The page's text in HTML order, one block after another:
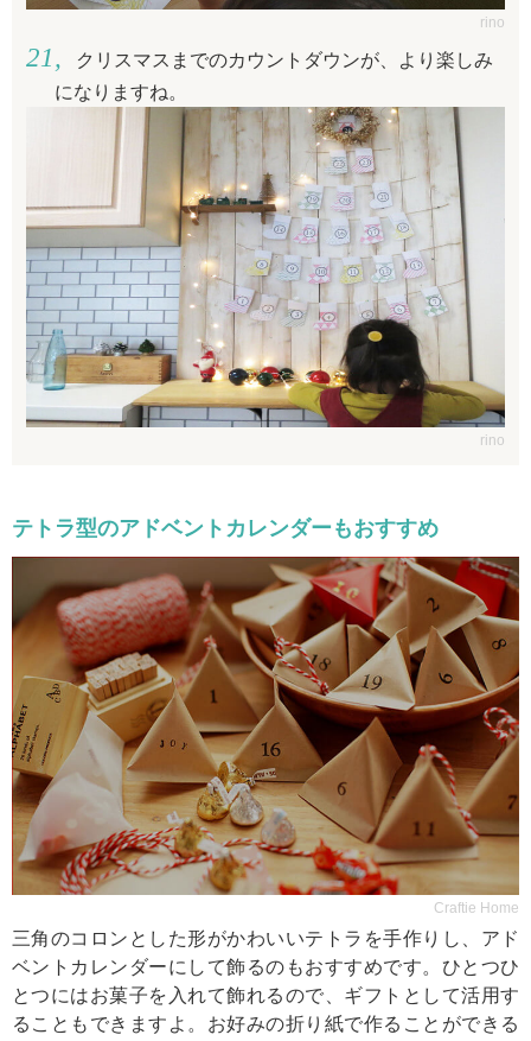
rino
クリスマスまでのカウントダウンが、より楽しみ
になりますね。
rino
テトラ型のアドベントカレンダーもおすすめ
Craftie Home
三角のコロンとした形がかわいいテトラを手作りし、アド
ベントカレンダーにして飾るのもおすすめです。ひとつひ
とつにはお菓子を入れて飾れるので、ギフトとして活用す
ることもできますよ。お好みの折り紙で作ることができる